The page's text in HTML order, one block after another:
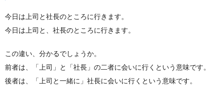
今日は上司と社長のところに行きます。
今日は上司と、社長のところに行きます。
この違い、分かるでしょうか。
前者は、「上司」と「社長」の二者に会いに行くという意味です。
後者は、「上司と一緒に」社長に会いに行くという意味です。